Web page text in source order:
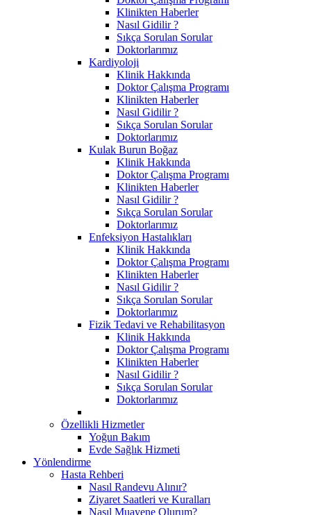
Klinikten Haberler
Nasıl Gidilir ?
Sıkça Sorulan Sorular
Doktorlarımız
Kardiyoloji
Klinik Hakkında
Doktor Çalışma Programı
Klinikten Haberler
Nasıl Gidilir ?
Sıkça Sorulan Sorular
Doktorlarımız
Kulak Burun Boğaz
Klinik Hakkında
Doktor Çalışma Programı
Klinikten Haberler
Nasıl Gidilir ?
Sıkça Sorulan Sorular
Doktorlarımız
Enfeksiyon Hastalıkları
Klinik Hakkında
Doktor Çalışma Programı
Klinikten Haberler
Nasıl Gidilir ?
Sıkça Sorulan Sorular
Doktorlarımız
Fizik Tedavi ve Rehabilitasyon
Klinik Hakkında
Doktor Çalışma Programı
Klinikten Haberler
Nasıl Gidilir ?
Sıkça Sorulan Sorular
Doktorlarımız
Özellikli Hizmetler
Yoğun Bakım
Evde Sağlık Hizmeti
Yönlendirme
Hasta Rehberi
Nasıl Randevu Alınır?
Ziyaret Saatleri ve Kuralları
Nasıl Muayene Olurum?